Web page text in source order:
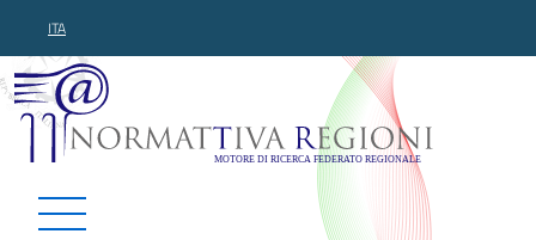
ITA
Normattiva Regioni -